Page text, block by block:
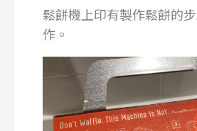
鬆餅機上印有製作鬆餅的
作。